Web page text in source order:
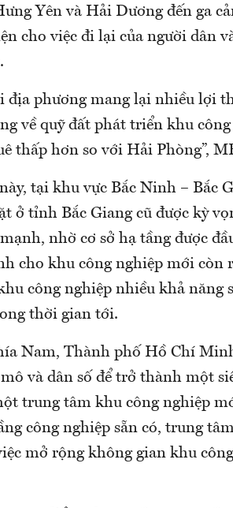
Yên và Hải Dương đến ga
cho việc đi lại của người dân
địa phương mang lại nhiều lợi
về quỹ đất phát triển khu
thấp hơn so với Hải Phòng”,
tại khu vực Bắc Ninh – Bắc
ở tỉnh Bắc Giang cũ được kỳ
nhờ cơ sở hạ tầng được
cho khu công nghiệp mới còn
công nghiệp nhiều khả năng
thời gian tới.
Nam, Thành phố Hồ Chí
và dân số để trở thành một
trung tâm khu công nghiệp
công nghiệp sẵn có, trung
mở rộng không gian khu